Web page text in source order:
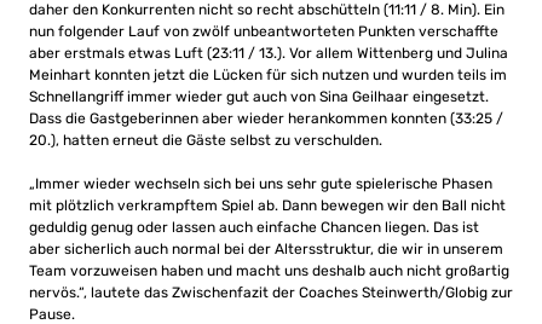
daher den Konkurrenten nicht so recht abschütteln (11:11 / 8. Min). Ein
nun folgender Lauf von zwölf unbeantworteten Punkten verschaffte
aber erstmals etwas Luft (23:11 / 13.). Vor allem Wittenberg und Julina
Meinhart konnten jetzt die Lücken für sich nutzen und wurden teils im
Schnellangriff immer wieder gut auch von Sina Geilhaar eingesetzt.
Dass die Gastgeberinnen aber wieder herankommen konnten (33:25 /
20.), hatten erneut die Gäste selbst zu verschulden.
„Immer wieder wechseln sich bei uns sehr gute spielerische Phasen
mit plötzlich verkrampftem Spiel ab. Dann bewegen wir den Ball nicht
geduldig genug oder lassen auch einfache Chancen liegen. Das ist
aber sicherlich auch normal bei der Altersstruktur, die wir in unserem
Team vorzuweisen haben und macht uns deshalb auch nicht großartig
nervös.“, lautete das Zwischenfazit der Coaches Steinwerth/Globig zur
Pause.